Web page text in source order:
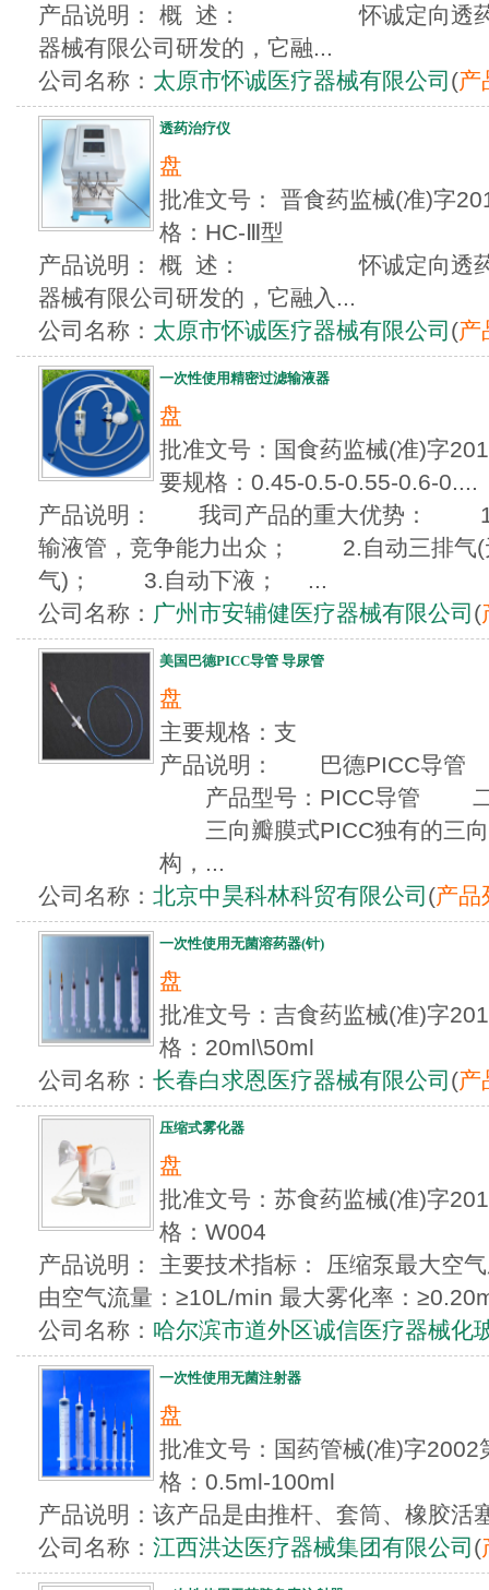
产品说明： 概 述： 怀诚定向透药治
器械有限公司研发的，它融...
公司名称： 太原市怀诚医疗器械有限公司 (产
透药治疗仪
盘
批准文号： 晋食药监械(准)
格：HC-Ⅲ型
产品说明： 概 述： 怀诚定向透药治
器械有限公司研发的，它融入...
公司名称： 太原市怀诚医疗器械有限公司 (产
一次性使用精密过滤输液器
盘
批准文号：国食药监械(准)字
要规格：0.45-0.5-0.55-0.6-0....
产品说明： 我司产品的重大优势： 1..
输液管，竞争能力出众； 2.自动三排气(
气)； 3.自动下液； ...
公司名称： 广州市安辅健医疗器械有限公司 (
美国巴德PICC导管 导尿管
盘
主要规格：支
产品说明： 巴德PICC导管
产品型号：PICC导管 二
三向瓣膜式PICC独有的三向
构，...
公司名称： 北京中昊科林科贸有限公司 (产品
一次性使用无菌溶药器(针)
盘
批准文号：吉食药监械(准)字
格：20ml\50ml
公司名称： 长春白求恩医疗器械有限公司 (产
压缩式雾化器
盘
批准文号：苏食药监械(准)字
格：W004
产品说明： 主要技术指标： 压缩泵最大空
由空气流量：≥10L/min 最大雾化率：
公司名称： 哈尔滨市道外区诚信医疗器械化
一次性使用无菌注射器
盘
批准文号：国药管械(准)字
格：0.5ml-100ml
产品说明：该产品是由推杆、套筒、橡胶活
公司名称： 江西洪达医疗器械集团有限公司 (